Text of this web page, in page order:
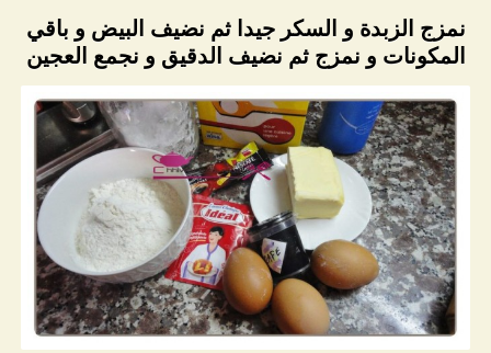
نمزج الزبدة و السكر جيدا ثم نضيف البيض و باقي
المكونات و نمزج ثم نضيف الدقيق و نجمع العجين